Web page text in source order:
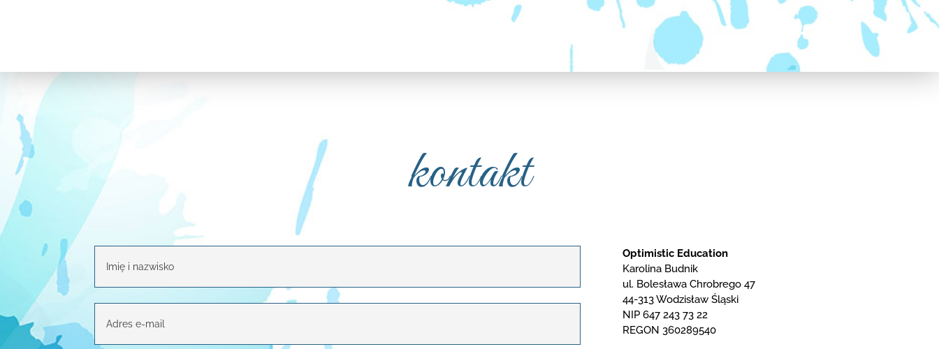
kontakt
Optimistic Education
Karolina Budnik
ul. Bolesława Chrobrego 47
44-313 Wodzisław Śląski
NIP 647 243 73 22
REGON 360289540